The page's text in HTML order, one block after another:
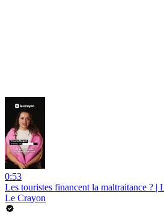
0:53
Les touristes financent la maltraitance ?
Le Crayon